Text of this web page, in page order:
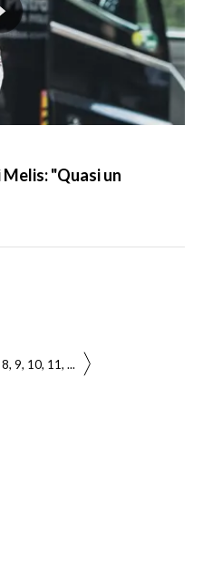
"Quasi un
8 9 10 11 ...